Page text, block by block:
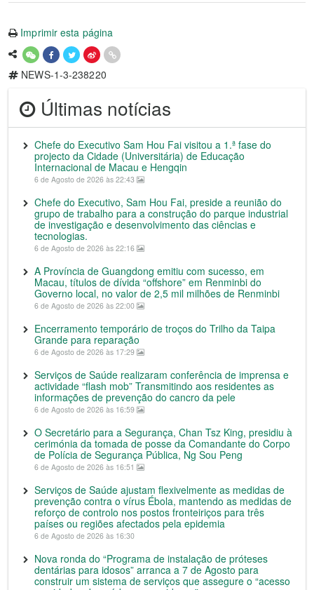
Imprimir esta página
NEWS-1-3-238220
Últimas notícias
Chefe do Executivo Sam Hou Fai visitou a 1.ª fase do
projecto da Cidade (Universitária) de Educação
Internacional de Macau e Hengqin
6 de Agosto de 2026 às 22:43
Chefe do Executivo, Sam Hou Fai, preside a reunião do
grupo de trabalho para a construção do parque industrial
de investigação e desenvolvimento das ciências e
tecnologias.
6 de Agosto de 2026 às 22:16
A Província de Guangdong emitiu com sucesso, em
Macau, títulos de dívida “offshore” em Renminbi do
Governo local, no valor de 2,5 mil milhões de Renminbi
6 de Agosto de 2026 às 22:00
Encerramento temporário de troços do Trilho da Taipa
Grande para reparação
6 de Agosto de 2026 às 17:29
Serviços de Saúde realizaram conferência de imprensa e
actividade “flash mob” Transmitindo aos residentes as
informações de prevenção do cancro da pele
6 de Agosto de 2026 às 16:59
O Secretário para a Segurança, Chan Tsz King, presidiu à
cerimónia da tomada de posse da Comandante do Corpo
de Polícia de Segurança Pública, Ng Sou Peng
6 de Agosto de 2026 às 16:51
Serviços de Saúde ajustam flexivelmente as medidas de
prevenção contra o vírus Ébola, mantendo as medidas de
reforço de controlo nos postos fronteiriços para três
países ou regiões afectados pela epidemia
6 de Agosto de 2026 às 16:30
Nova ronda do “Programa de instalação de próteses
dentárias para idosos” arranca a 7 de Agosto para
construir um sistema de serviços que assegure o “acesso